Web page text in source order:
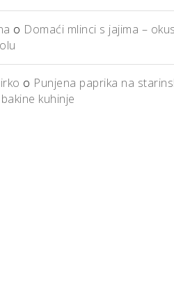
o Domaći mlinci s jajima –
o Punjena paprika na
kuhinje